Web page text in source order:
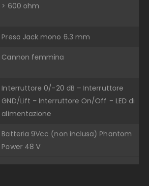
> 600 ohm
Presa Jack mono 6.3 mm
Cannon femmina
Interruttore 0/-20 dB – Interruttore
GND/Lift – Interruttore On/Off – LED di
alimentazione
Batteria 9Vcc (non inclusa) Phantom
Power 48 V